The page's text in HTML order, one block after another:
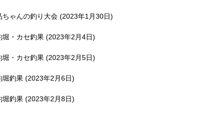
ちゃんの釣り大会 (2023年1月30日)
堀・カセ釣果 (2023年2月4日)
堀・カセ釣果 (2023年2月5日)
堀釣果 (2023年2月6日)
堀釣果 (2023年2月8日)